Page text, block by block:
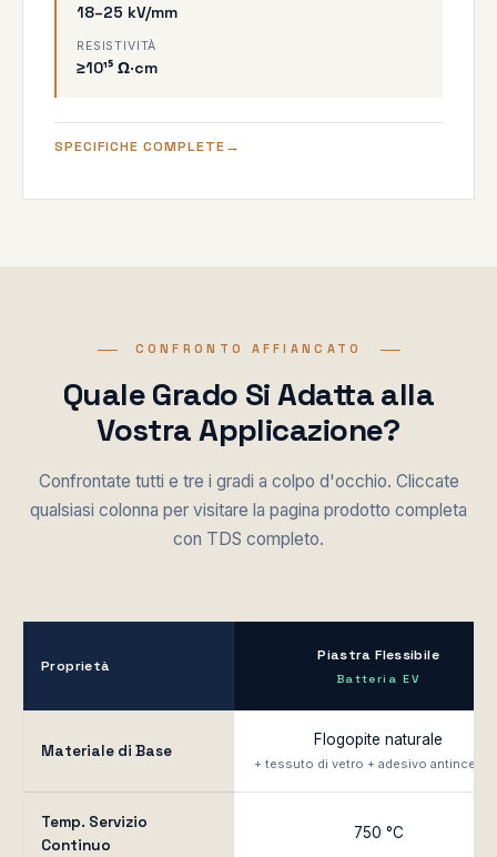
18–25 kV/mm
RESISTIVITÀ
≥10¹⁵ Ω·cm
SPECIFICHE COMPLETE
CONFRONTO AFFIANCATO
Quale Grado Si Adatta alla
Vostra Applicazione?
Confrontate tutti e tre i gradi a colpo d'occhio. Cliccate
qualsiasi colonna per visitare la pagina prodotto completa
con TDS completo.
Proprietà
Piastra Flessibile
Batteria EV
Materiale di Base
Flogopite naturale
+ tessuto di vetro + adesivo
Temp. Servizio
Continuo
750 °C